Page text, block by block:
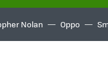
Nolan Oppo